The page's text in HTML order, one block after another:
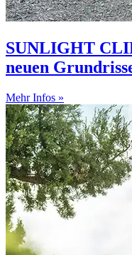
SUNLIGHT
neuen
Mehr Infos »